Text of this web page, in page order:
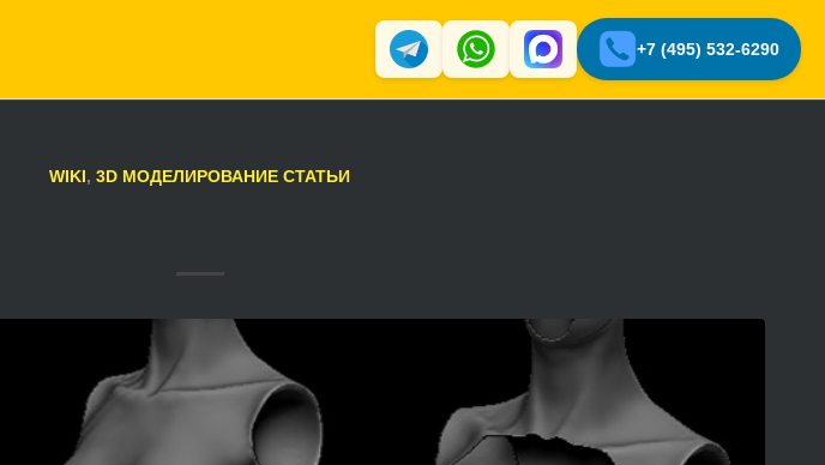
+7 (495) 532-6290
WIKI, 3D МОДЕЛИРОВАНИЕ СТАТЬИ